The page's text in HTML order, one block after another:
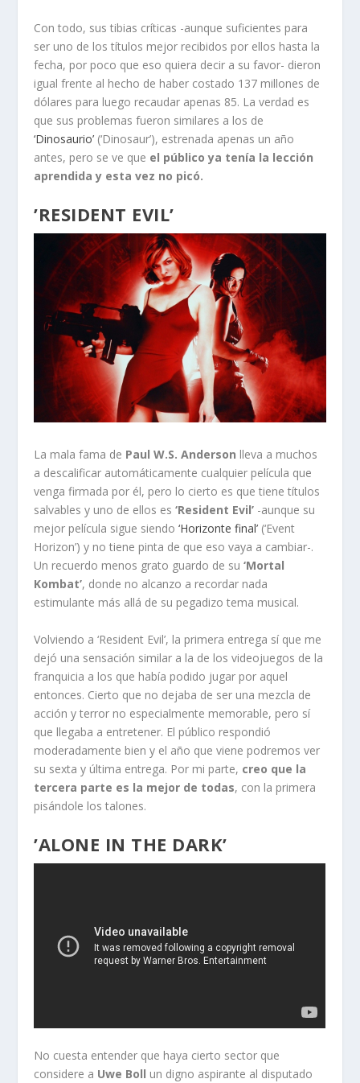
Con todo, sus tibias críticas -aunque suficientes para
ser uno de los títulos mejor recibidos por ellos hasta la
fecha, por poco que eso quiera decir a su favor- dieron
igual frente al hecho de haber costado 137 millones de
dólares para luego recaudar apenas 85. La verdad es
que sus problemas fueron similares a los de
‘Dinosaurio’ (‘Dinosaur’), estrenada apenas un año
antes, pero se ve que el público ya tenía la lección
aprendida y esta vez no picó.
’RESIDENT EVIL’
La mala fama de Paul W.S. Anderson lleva a muchos
a descalificar automáticamente cualquier película que
venga firmada por él, pero lo cierto es que tiene títulos
salvables y uno de ellos es‘Resident Evil’ -aunque su
mejor película sigue siendo‘Horizonte final’ (‘Event
Horizon’) y no tiene pinta de que eso vaya a cambiar-.
Un recuerdo menos grato guardo de su‘Mortal
Kombat’, donde no alcanzo a recordar nada
estimulante más allá de su pegadizo tema musical.
Volviendo a ‘Resident Evil’, la primera entrega sí que me
dejó una sensación similar a la de los videojuegos de la
franquicia a los que había podido jugar por aquel
entonces. Cierto que no dejaba de ser una mezcla de
acción y terror no especialmente memorable, pero sí
que llegaba a entretener. El público respondió
moderadamente bien y el año que viene podremos ver
su sexta y última entrega. Por mi parte, creo que la
tercera parte es la mejor de todas, con la primera
pisándole los talones.
’ALONE IN THE DARK’
No cuesta entender que haya cierto sector que
considere a Uwe Boll un digno aspirante al disputado